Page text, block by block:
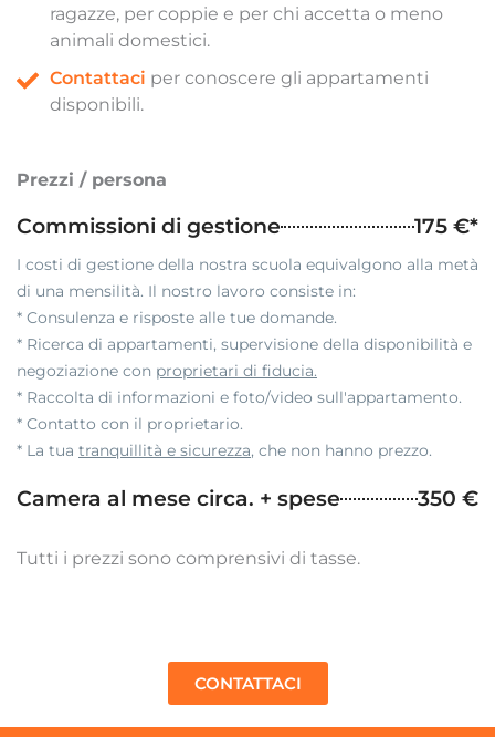
ragazze, per coppie e per chi accetta o meno
animali domestici.
Contattaci per conoscere gli appartamenti
disponibili.
Prezzi / persona
Commissioni di gestione 175 €*
I costi di gestione della nostra scuola equivalgono alla metà
di una mensilità. Il nostro lavoro consiste in:
* Consulenza e risposte alle tue domande.
* Ricerca di appartamenti, supervisione della disponibilità e
negoziazione con proprietari di fiducia.
* Raccolta di informazioni e foto/video sull'appartamento.
* Contatto con il proprietario.
* La tua tranquillità e sicurezza, che non hanno prezzo.
Camera al mese circa. + spese 350 €
Tutti i prezzi sono comprensivi di tasse.
CONTATTACI